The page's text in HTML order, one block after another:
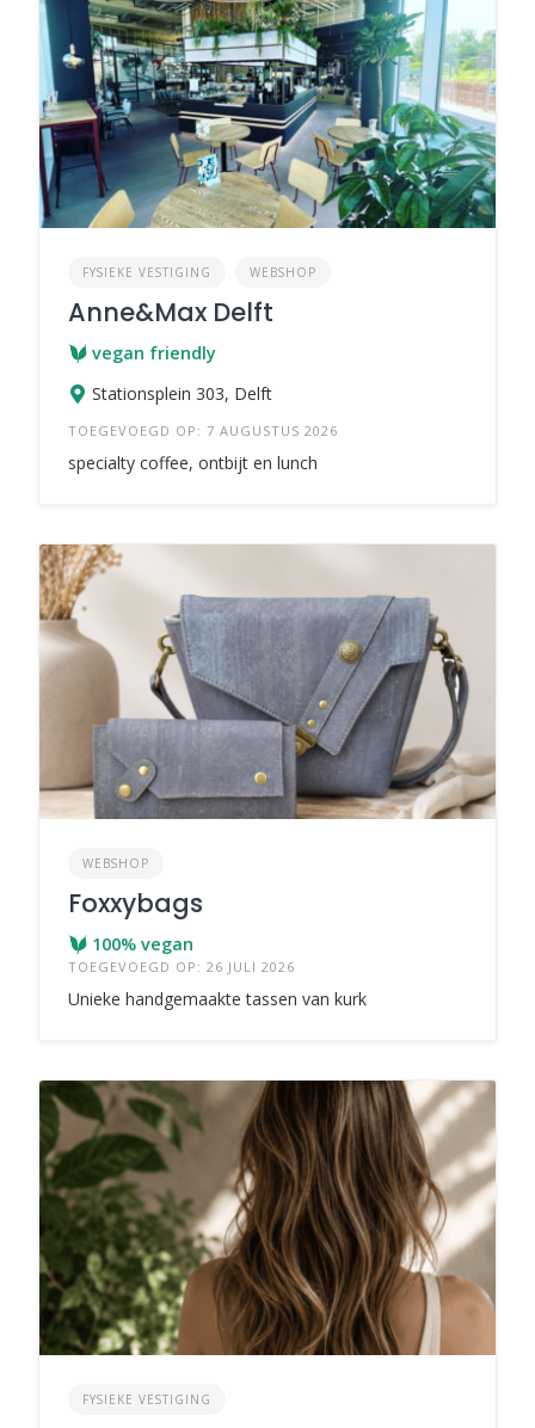
FYSIEKE VESTIGING WEBSHOP
Anne&Max Delft
vegan friendly
Stationsplein 303, Delft
TOEGEVOEGD OP: 7 AUGUSTUS 2026
specialty coffee, ontbijt en lunch
WEBSHOP
Foxxybags
100% vegan
TOEGEVOEGD OP: 26 JULI 2026
Unieke handgemaakte tassen van kurk
FYSIEKE VESTIGING